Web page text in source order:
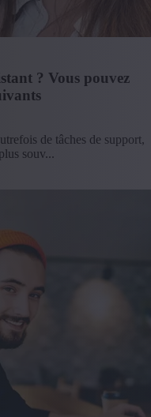
? Vous pouvez
de tâches de support,
souv...